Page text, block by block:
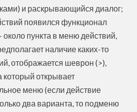
и раскрывающийся диалог;
появился функционал
пункта в меню действий,
наличие каких-то
отображается шеврон (>),
который открывает
меню (если действие
два варианта, то подменю